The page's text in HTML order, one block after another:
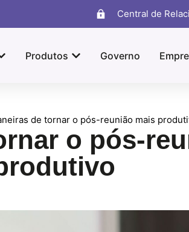
Central de
Produtos Governo
de tornar o pós-reunião mais
o pós-